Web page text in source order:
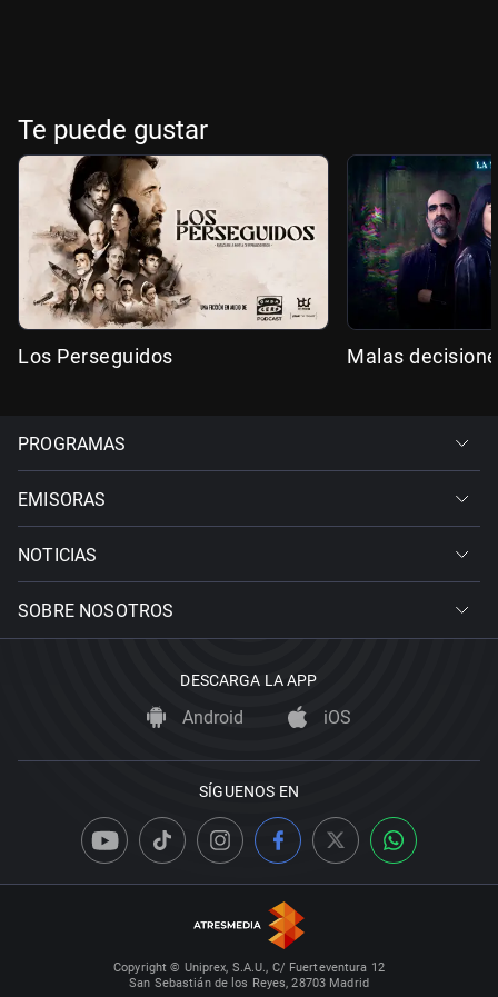
Te puede gustar
Los Perseguidos Malas
PROGRAMAS
EMISORAS
NOTICIAS
SOBRE NOSOTROS
DESCARGA LA APP
Android iOS
SÍGUENOS EN
Copyright © Uniprex, S.A.U., C/ Fuerteventura 12
San Sebastián de los Reyes, 28703 Madrid